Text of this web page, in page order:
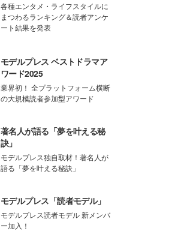
各種エンタメ・ライフスタイルに
まつわるランキング＆読者アンケ
ート結果を発表
モデルプレス ベストドラマア
ワード2025
業界初！ 全プラットフォーム横断
の大規模読者参加型アワード
著名人が語る「夢を叶える秘
訣」
モデルプレス独自取材！著名人が
語る「夢を叶える秘訣」
モデルプレス「読者モデル」
モデルプレス読者モデル 新メンバ
ー加入！